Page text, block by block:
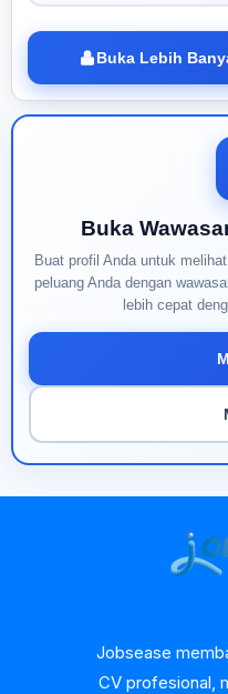
Buka Lebih
Buka
Buat profil Anda untuk
peluang Anda dengan
lebih cepat
Jobsease
CV profesional,